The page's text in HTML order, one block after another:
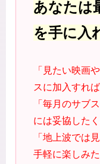
あなたは
を手に入
「見たい映画
スに加入すれ
「毎月のサブ
には妥協した
「地上波では
手軽に楽しみ